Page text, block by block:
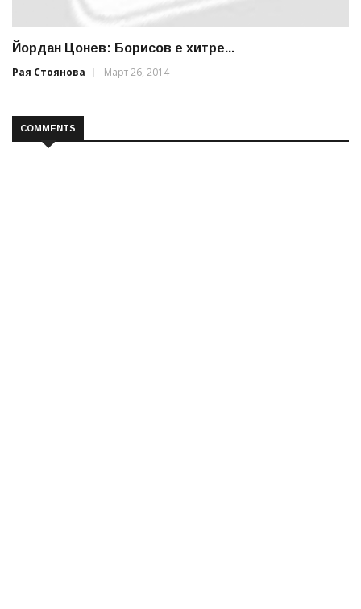
Йордан Цонев: Борисов е хитре...
Рая Стоянова
Март 26, 2014
COMMENTS